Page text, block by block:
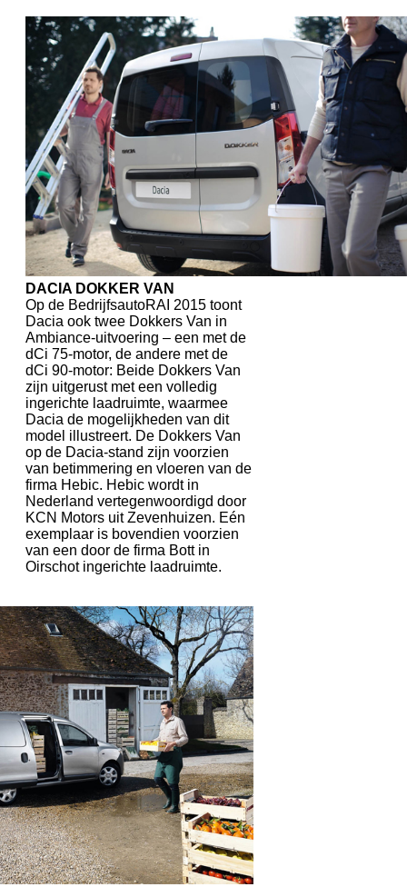
DACIA DOKKER VAN
Op de BedrijfsautoRAI 2015 toont
Dacia ook twee Dokkers Van in
Ambiance-uitvoering – een met de
dCi 75-motor, de andere met de
dCi 90-motor: Beide Dokkers Van
zijn uitgerust met een volledig
ingerichte laadruimte, waarmee
Dacia de mogelijkheden van dit
model illustreert. De Dokkers Van
op de Dacia-stand zijn voorzien
van betimmering en vloeren van de
firma Hebic. Hebic wordt in
Nederland vertegenwoordigd door
KCN Motors uit Zevenhuizen. Eén
exemplaar is bovendien voorzien
van een door de firma Bott in
Oirschot ingerichte laadruimte.